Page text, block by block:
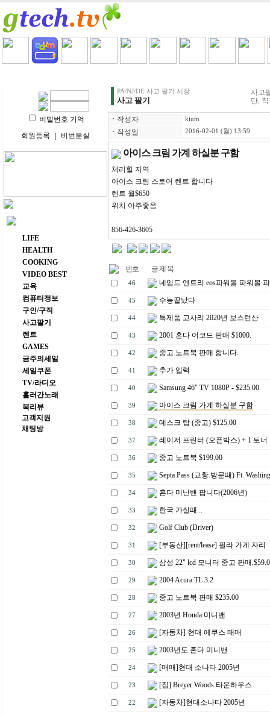
비밀번호 기억
회원등록
비번분실
주요 메뉴
LIFE
HEALTH
COOKING
VIDEO BEST
교육
컴퓨터정보
구인/구직
사고팔기
렌트
GAMES
금주의세일
세일쿠폰
TV/라디오
흘러간노래
북리뷰
고객지원
채팅방
PA/NJ/DE 사고 팔기 시장
사고 팔기
사고
단,
ㆍ 작성자 kium
ㆍ 작성일 2016-02-01 (월) 13:59
아이스 크림 가계 하실분 구함
체리힐 지역
아이스 크림 스토어 렌트 합니다
렌트 월$650
위치 아주좋음
856-426-3605
번호 글 제 목
46 네임드 엔트리 eos파워볼 파워볼
45 수능끝났다
44 특제품 고사리 2020년 보스턴산
43 2001 혼다 어코드 판매 $1000.
42 중고 노트북 판매 합니다.
41 추가 입력
40 Samsung 46" TV 1080P - $235.00
39 아이스 크림 가계 하실분 구함
38 데스크 탑 (중고) $125.00
37 레이저 프린터 (오픈박스) + 1 토너
36 중고 노트북 $199.00
35 Septa Pass (교황 방문때) Ft.
34 혼다 미닌밴 팝니다(2006년)
33 한국 가실때...
32 Golf Club (Driver)
31 [부동산][rent/lease] 필라 가게 자리
30 삼성 22" lcd 모니터 중고 판매
29 2004 Acura TL 3.2
28 중고 노트북 판매 $235.00
27 2003년 Honda 미니밴
26 [자동차] 현대 에쿠스 매매
25 2003년도 혼다 미니밴
24 [매매]현대 소나타 2005년
23 [집] Breyer Woods 타운하우스
22 [자동차]현대소나타 2005년